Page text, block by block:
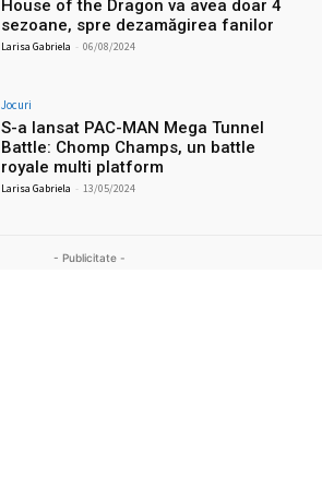
House of the Dragon va avea doar 4
sezoane, spre dezamăgirea fanilor
Larisa Gabriela - 06/08/2024
Jocuri
S-a lansat PAC-MAN Mega Tunnel
Battle: Chomp Champs, un battle
royale multi platform
Larisa Gabriela - 13/05/2024
- Publicitate -